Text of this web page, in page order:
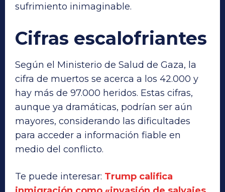
sufrimiento inimaginable.
Cifras escalofriantes
Según el Ministerio de Salud de Gaza, la
cifra de muertos se acerca a los 42.000 y
hay más de 97.000 heridos. Estas cifras,
aunque ya dramáticas, podrían ser aún
mayores, considerando las dificultades
para acceder a información fiable en
medio del conflicto.
Te puede interesar: Trump califica